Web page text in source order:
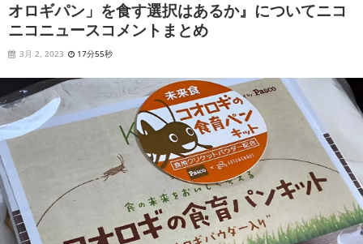
オロギパン」を食す選択はあるか』についてニコ
ニコニュースコメントまとめ
3月 2, 2023 17分55秒